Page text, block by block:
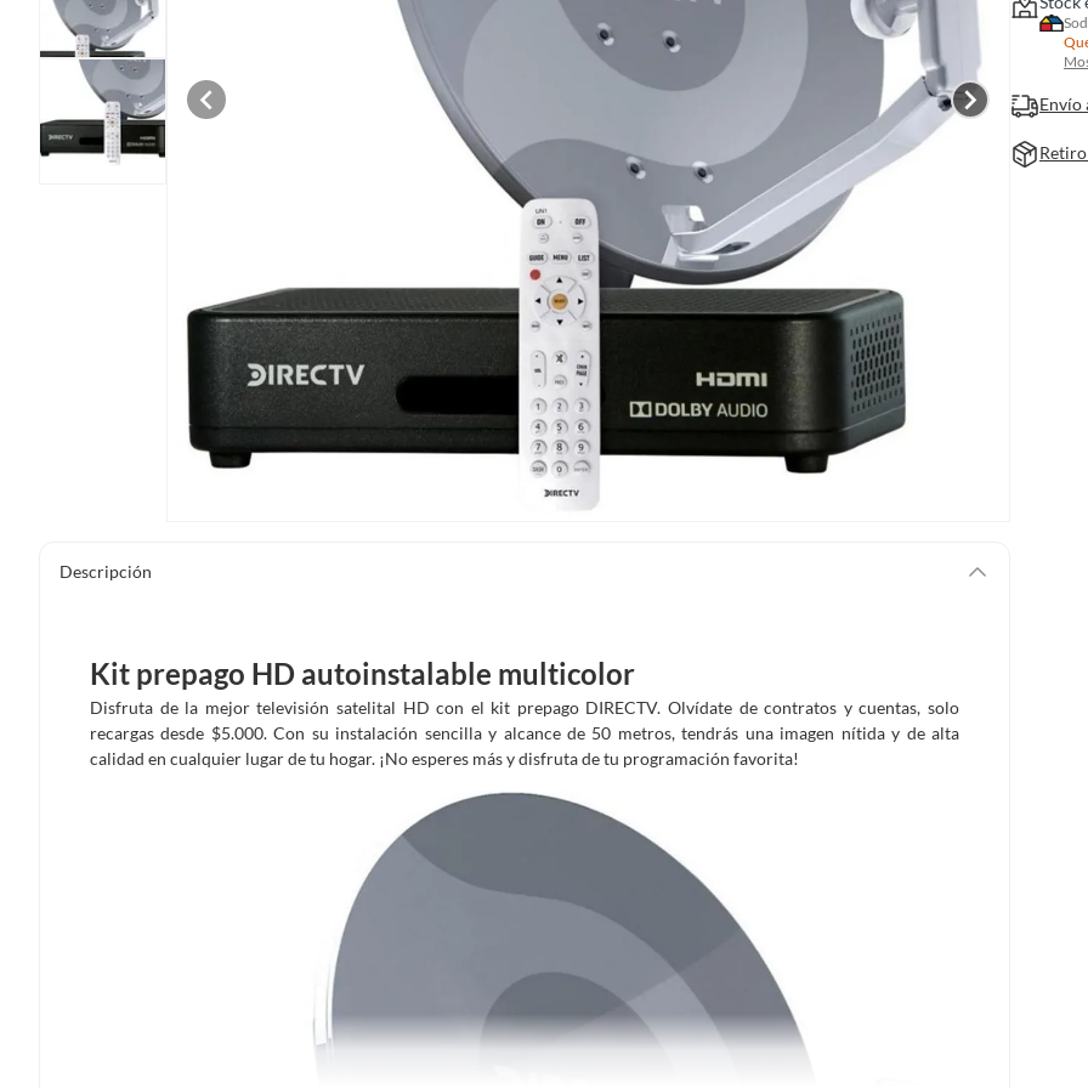
Descripción
Kit prepago HD autoinstalable multicolor
Disfruta de la mejor televisión satelital HD con el kit prepago DIRECTV. Olvídate de contratos y cuentas, solo
recargas desde $5.000. Con su instalación sencilla y alcance de 50 metros, tendrás una imagen nítida y de alta
calidad en cualquier lugar de tu hogar. ¡No esperes más y disfruta de tu programación favorita!
Envío